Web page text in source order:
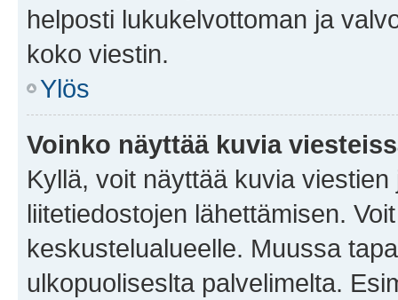
helposti lukukelvottoman ja
koko viestin.
Ylös
Voinko näyttää kuvia
Kyllä, voit näyttää kuvia
liitetiedostojen lähettämisen.
keskustelualueelle. Muussa
ulkopuoliseslta palvelimelta.